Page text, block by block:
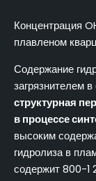
Концентрация
плавленом
Содержание
загрязнителем
структурная
в процессе
высоким
гидролиза в
содержит 800-1